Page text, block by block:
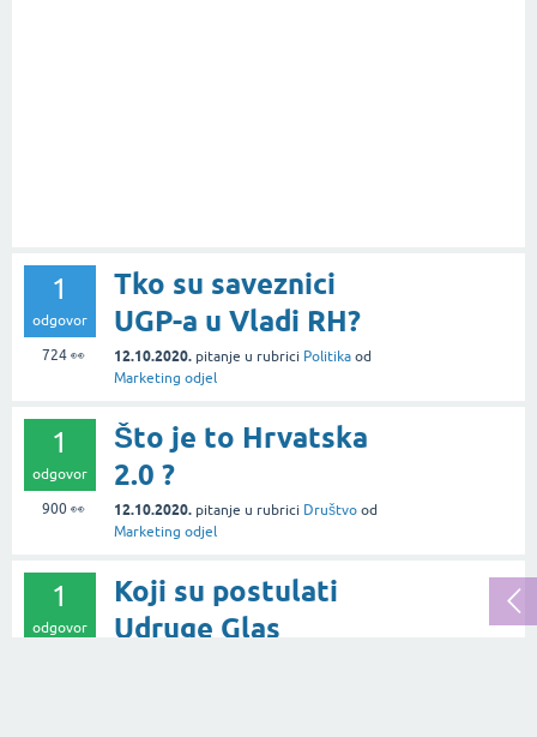
1
odgovor
724👀
Tko su saveznici
UGP-a u Vladi RH?
12.10.2020. pitanje u rubrici Politika od
Marketing odjel
1
odgovor
900👀
Što je to Hrvatska
2.0 ?
12.10.2020. pitanje u rubrici Društvo od
Marketing odjel
1
odgovor
Koji su postulati
Udruge Glas